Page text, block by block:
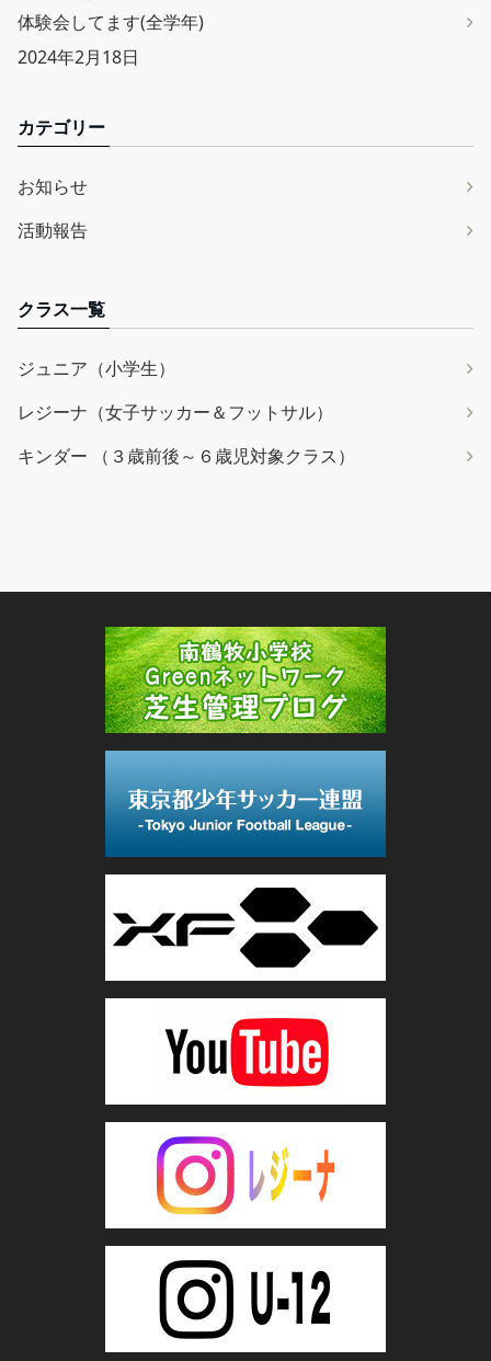
体験会してます(全学年)
2024年2月18日
カテゴリー
お知らせ
活動報告
クラス一覧
ジュニア（小学生）
レジーナ（女子サッカー＆フットサル）
キンダー （３歳前後～６歳児対象クラス）